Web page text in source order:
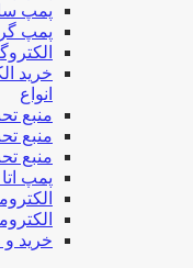
پمپ
پمپ
خرید
انواع
منبع
منبع
منبع
پمپ اتا ETA
خرید و